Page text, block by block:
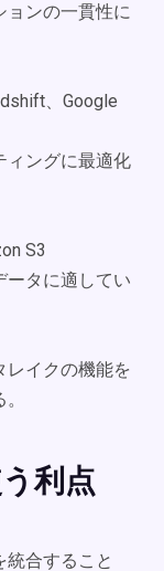
ョンの一貫性に
、Google
ィングに最適化
S3
ータに適してい
レイクの機能を
利点
合すること